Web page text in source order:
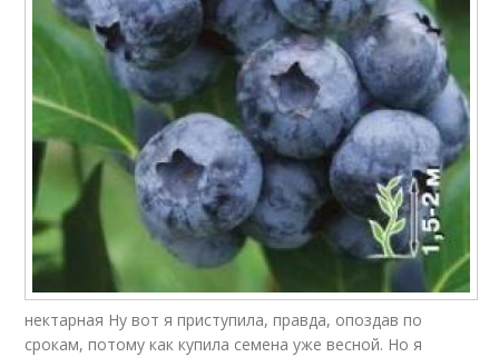
нектарная Ну вот я приступила, правда, опоздав по
срокам, потому как купила семена уже весной. Но я